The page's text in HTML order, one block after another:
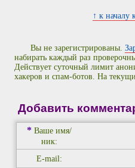
↑ к началу
Вы не зарегистрированы.
набирать каждый раз
Действует суточный лимит
хакеров и спам-ботов. На
Добавить
* Ваше имя/
ник:
E-mail: